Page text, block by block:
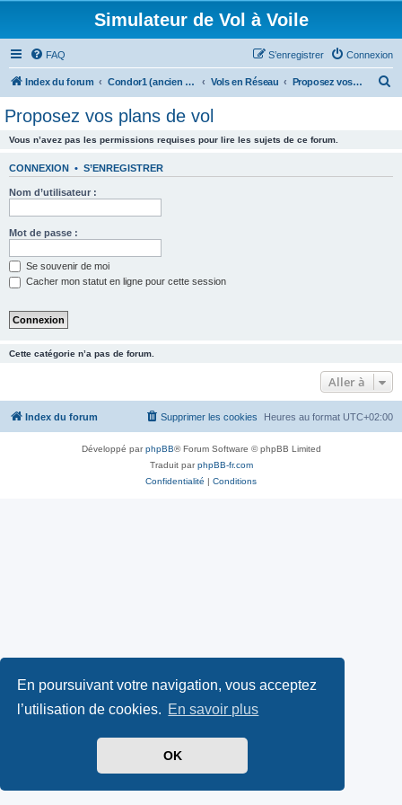
En poursuivant votre navigation, vous acceptez
l’utilisation de cookies. En savoir plus
OK
Simulateur de Vol à Voile
FAQ Connexion
S’enregistrer
Index du forum Condor1 (ancien forum) Vols en Réseau Proposez vos plans de vol
Proposez vos plans de vol
Vous n’avez pas les permissions requises pour lire les sujets de ce forum.
CONNEXION • S’ENREGISTRER
Nom d’utilisateur :
Mot de passe :
Se souvenir de moi
Cacher mon statut en ligne pour cette session
Cette catégorie n’a pas de forum.
Aller à
Index du forum Heures au format UTC+02:00
Supprimer les cookies
Développé parphpBB® Forum Software © phpBB Limited
Traduit parphpBB-fr.com
Confidentialité | Conditions